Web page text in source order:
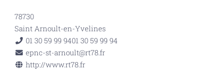
78730
Saint Arnoult-en-Yvelines
01 30 59 99 9401 30 59 99 94
epnc-st-arnoult@rt78.fr
http://www.rt78.fr